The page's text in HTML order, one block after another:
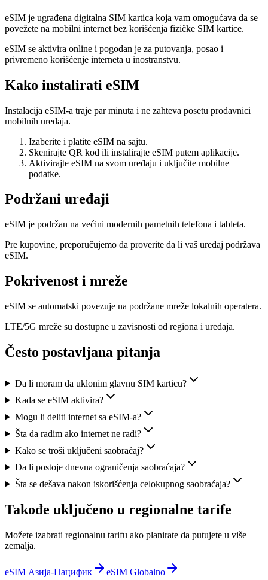
eSIM je ugrađena digitalna SIM kartica koja vam omogućava da se
povežete na mobilni internet bez korišćenja fizičke SIM kartice.
eSIM se aktivira online i pogodan je za putovanja, posao i
privremeno korišćenje interneta u inostranstvu.
Kako instalirati eSIM
Instalacija eSIM-a traje par minuta i ne zahteva posetu prodavnici
mobilnih uređaja.
Izaberite i platite eSIM na sajtu.
Skenirajte QR kod ili instalirajte eSIM putem aplikacije.
Aktivirajte eSIM na svom uređaju i uključite mobilne
podatke.
Podržani uređaji
eSIM je podržan na većini modernih pametnih telefona i tableta.
Pre kupovine, preporučujemo da proverite da li vaš uređaj podržava
eSIM.
Pokrivenost i mreže
eSIM se automatski povezuje na podržane mreže lokalnih operatera.
LTE/5G mreže su dostupne u zavisnosti od regiona i uređaja.
Često postavljana pitanja
Da li moram da uklonim glavnu SIM karticu?
Kada se eSIM aktivira?
Mogu li deliti internet sa eSIM-a?
Šta da radim ako internet ne radi?
Kako se troši uključeni saobraćaj?
Da li postoje dnevna ograničenja saobraćaja?
Šta se dešava nakon iskorišćenja celokupnog saobraćaja?
Takođe uključeno u regionalne tarife
Možete izabrati regionalnu tarifu ako planirate da putujete u više
zemalja.
eSIM Азија-Пацифик eSIM Globalno